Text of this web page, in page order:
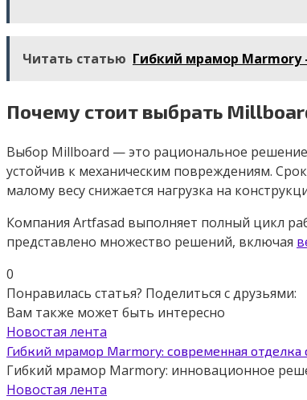
Читать статью Гибкий мрамор
Почему стоит выбрать
Выбор Millboard — это рациональное решение
устойчив к механическим повреждениям.
малому весу снижается нагрузка на
Компания Artfasad выполняет полный цикл
представлено множество решений, включая
0
Понравилась статья? Поделиться с друзьями:
Вам также может быть интересно
Новостая лента
Гибкий мрамор Marmory: современная
Гибкий мрамор Marmory: инновационное
Новостая лента